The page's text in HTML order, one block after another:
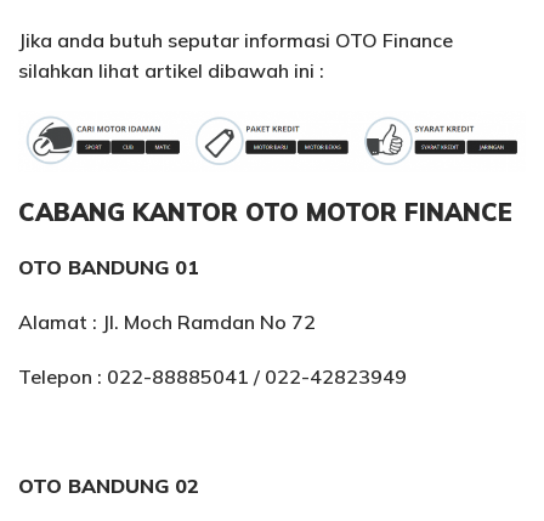
Jika anda butuh seputar informasi OTO Finance
silahkan lihat artikel dibawah ini :
CABANG KANTOR OTO MOTOR FINANCE
OTO BANDUNG 01
Alamat : Jl. Moch Ramdan No 72
Telepon : 022-88885041 / 022-42823949
OTO BANDUNG 02